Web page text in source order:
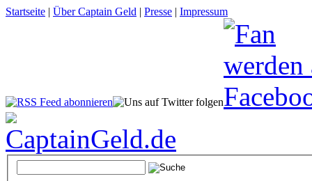
Startseite | Über Captain Geld | Presse | Impressum